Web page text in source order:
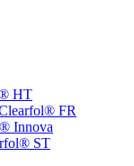
HT
FR
Innova
ST